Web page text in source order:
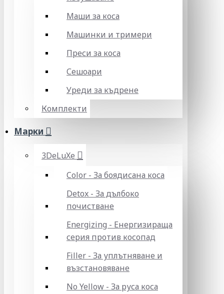
Маши за коса
Машинки и тримери
Преси за коса
Сешоари
Уреди за къдрене
Комплекти
Марки
3DeLuXe
Color - За боядисана коса
Detox - За дълбоко
почистване
Energizing - Енергизираща
серия против косопад
Filler - За уплътняване и
възстановяване
No Yellow - За руса коса